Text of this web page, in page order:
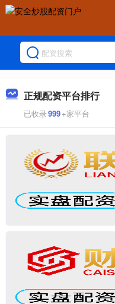
正规配资平台排行
已收录999+家平台